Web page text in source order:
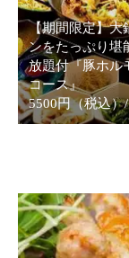
【期間限定】大
ンをたっぷり堪
放題付『豚ホル
コース』
5500円（税込）